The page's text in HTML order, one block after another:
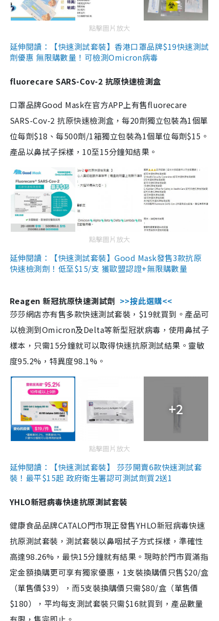
點擊圖片放大
延伸閱讀：【快速測試套裝】香港口罩品牌$19快速測試
劑優惠 無限購數量！可檢測Omicron病毒
fluorecare SARS-Cov-2 抗原快速檢測盒
口罩品牌Good Mask在官方APP上有售fluorecare
SARS-Cov-2 抗原快速檢測盒，每20劑獨立包裝為1個單
位每劑$18、每500劑/1箱獨立包裝為1個單位每劑$15。
產品以鼻拭子採樣，10至15分鐘知結果。
點擊圖片放大
延伸閱讀：【快速測試套裝】Good Mask發售3款抗原
快速檢測劑！低至$15/支 獲歐盟認證+無限購數量
Reagen 新冠抗原快速測試劑 >>按此選購<<
莎莎網店亦有售多款快速測試套裝，$19就買到。產品可
以檢測到Omicron及Delta等新型冠狀病毒，使用鼻拭子
樣本，只需15分鐘就可以取得快速抗原測試結果。靈敏
度95.2%，特異度98.1%。
+2
點擊圖片放大
延伸閱讀：【快速測試套裝】 莎莎開賣6款快速測試套
裝！最平$15起 政府衛生署認可測試劑買2送1
YHLO新冠病毒快速抗原測試套裝
健康食品品牌CATALO門市現正發售YHLO新冠病毒快速
抗原測試套裝，測試套裝以鼻咽拭子方式採樣，準確性
高達98.26%，最快15分鐘就有結果。現時於門市買滿指
定金額換購更可享有獨家優惠，1支裝換購價只售$20/盒
（單售價$39），而5支裝換購價只需$80/盒（單售價
$180），平均每支測試套裝只需$16就買到，產品數量